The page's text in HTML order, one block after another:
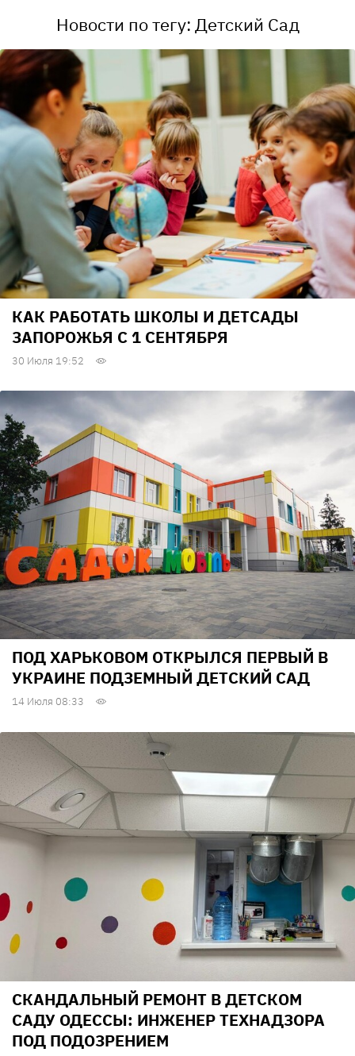
Новости по тегу: Детский Сад
КАК РАБОТАТЬ ШКОЛЫ И ДЕТСАДЫ
ЗАПОРОЖЬЯ С 1 СЕНТЯБРЯ
30 Июля 19:52
ПОД ХАРЬКОВОМ ОТКРЫЛСЯ ПЕРВЫЙ В
УКРАИНЕ ПОДЗЕМНЫЙ ДЕТСКИЙ САД
14 Июля 08:33
СКАНДАЛЬНЫЙ РЕМОНТ В ДЕТСКОМ
САДУ ОДЕССЫ: ИНЖЕНЕР ТЕХНАДЗОРА
ПОД ПОДОЗРЕНИЕМ